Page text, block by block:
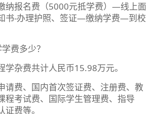
纳报名费（5000元抵学费）—线上面
书-办理护照、签证—缴纳学费—到校
费多少？
学杂费共计人民币15.98万元。
请费、国内首次签证费、注册费、教
程考试费、国际学生管理费、指导
费等。